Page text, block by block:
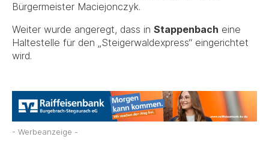
Bürgermeister Maciejonczyk.
Weiter wurde angeregt, dass in Stappenbach eine
Haltestelle für den „Steigerwaldexpress“ eingerichtet
wird.
- Werbeanzeige -